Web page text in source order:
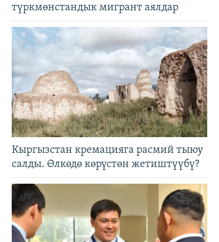
түркмөнстандык мигрант аялдар
Кыргызстан кремацияга расмий тыюу
салды. Өлкөдө көрүстөн жетиштүүбү?